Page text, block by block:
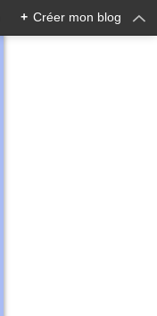
+ Créer mon blog